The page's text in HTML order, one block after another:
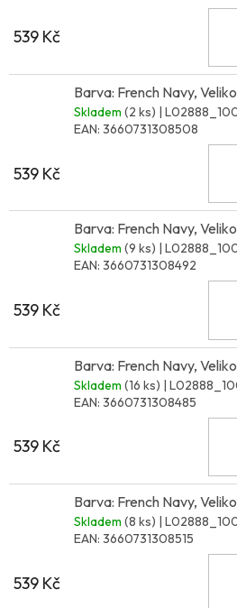
539 Kč
Barva: French Navy,
Skladem (2 ks) |
EAN: 3660731308508
539 Kč
Barva: French Navy,
Skladem (9 ks) |
EAN: 3660731308492
539 Kč
Barva: French Navy,
Skladem (16 ks) |
EAN: 3660731308485
539 Kč
Barva: French Navy,
Skladem (8 ks) |
EAN: 3660731308515
539 Kč